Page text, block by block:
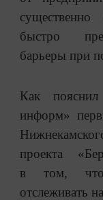
быстро
барьеры при
Как
информ»
проекта
в том, что
отслеживать